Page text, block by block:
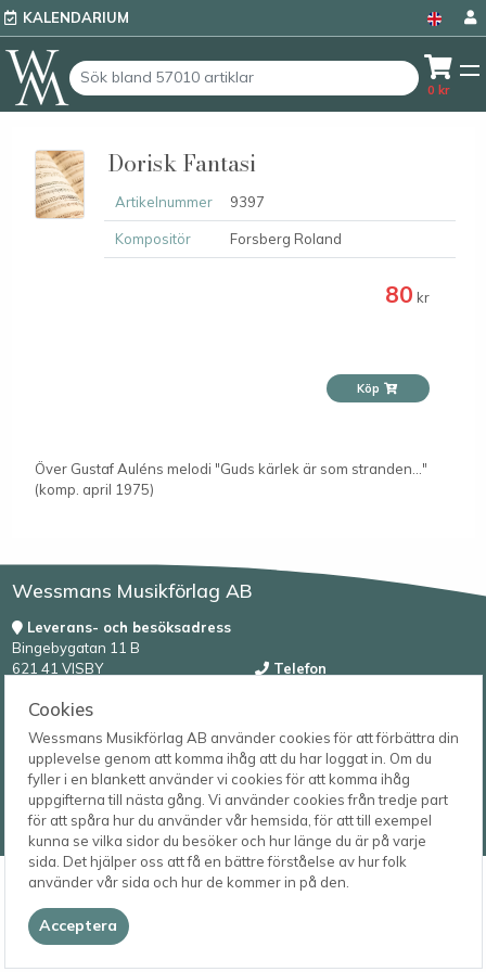
KALENDARIUM
0 kr
Cookies
Wessmans Musikförlag AB använder cookies för att förbättra din
upplevelse genom att komma ihåg att du har loggat in. Om du
fyller i en blankett använder vi cookies för att komma ihåg
uppgifterna till nästa gång. Vi använder cookies från tredje part
för att spåra hur du använder vår hemsida, för att till exempel
kunna se vilka sidor du besöker och hur länge du är på varje
sida. Det hjälper oss att få en bättre förståelse av hur folk
använder vår sida och hur de kommer in på den.
Acceptera
Dorisk Fantasi
Artikelnummer 9397
Kompositör Forsberg Roland
80 kr
Köp
Över Gustaf Auléns melodi "Guds kärlek är som stranden..."
(komp. april 1975)
Wessmans Musikförlag AB
Leverans- och besöksadress
Bingebygatan 11 B
621 41 VISBY
Box 1253
621 23 VISBY
Telefon
order@wessmans.com
© 2026
Wessmans Musikförlag AB
2026.4.1.22754